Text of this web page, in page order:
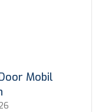
Mobil